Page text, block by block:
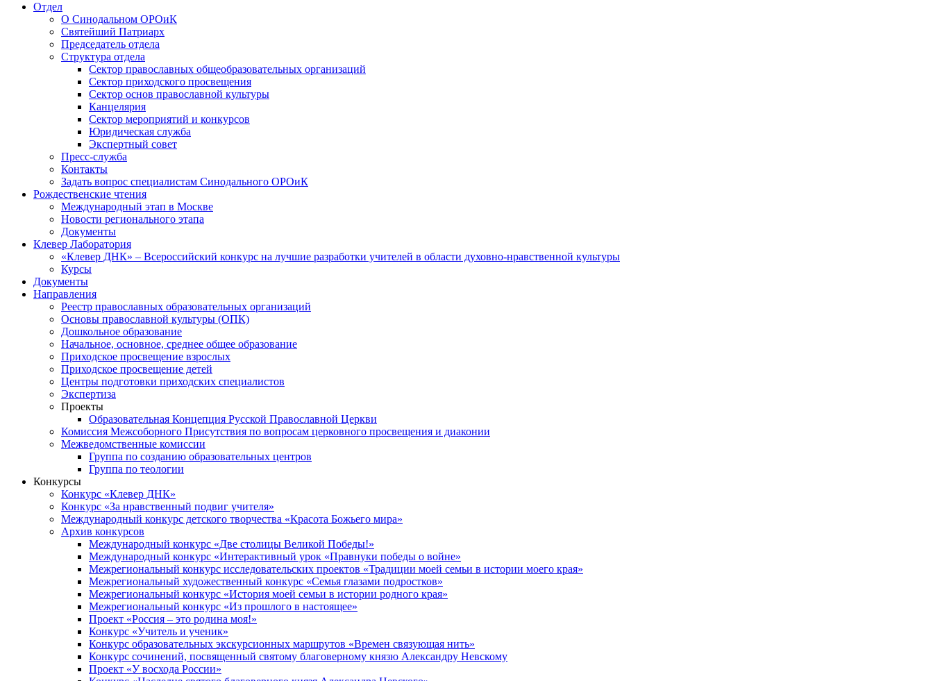
Отдел
О Синодальном ОРОиК
Святейший Патриарх
Председатель отдела
Структура отдела
Сектор православных общеобразовательных организаций
Сектор приходского просвещения
Сектор основ православной культуры
Канцелярия
Сектор мероприятий и конкурсов
Юридическая служба
Экспертный совет
Пресс-служба
Контакты
Задать вопрос специалистам Синодального ОРОиК
Рождественские чтения
Международный этап в Москве
Новости регионального этапа
Документы
Клевер Лаборатория
«Клевер ДНК» – Всероссийский конкурс на лучшие разработки учителей в области духовно-нравственной культуры
Курсы
Документы
Направления
Реестр православных образовательных организаций
Основы православной культуры (ОПК)
Дошкольное образование
Начальное, основное, среднее общее образование
Приходское просвещение взрослых
Приходское просвещение детей
Центры подготовки приходских специалистов
Экспертиза
Проекты
Образовательная Концепция Русской Православной Церкви
Комиссия Межсоборного Присутствия по вопросам церковного просвещения и диаконии
Межведомственные комиссии
Группа по созданию образовательных центров
Группа по теологии
Конкурсы
Конкурс «Клевер ДНК»
Конкурс «За нравственный подвиг учителя»
Международный конкурс детского творчества «Красота Божьего мира»
Архив конкурсов
Международный конкурс «Две столицы Великой Победы!»
Международный конкурс «Интерактивный урок «Правнуки победы о войне»
Межрегиональный конкурс исследовательских проектов «Традиции моей семьи в истории моего края»
Межрегиональный художественный конкурс «Семья глазами подростков»
Межрегиональный конкурс «История моей семьи в истории родного края»
Межрегиональный конкурс «Из прошлого в настоящее»
Проект «Россия – это родина моя!»
Конкурс «Учитель и ученик»
Конкурс образовательных экскурсионных маршрутов «Времен связующая нить»
Конкурс сочинений, посвященный святому благоверному князю Александру Невскому
Проект «У восхода России»